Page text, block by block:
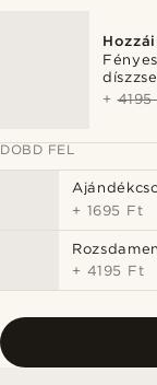
+
DOBD FEL
+ 1695 Ft
+ 4195 Ft